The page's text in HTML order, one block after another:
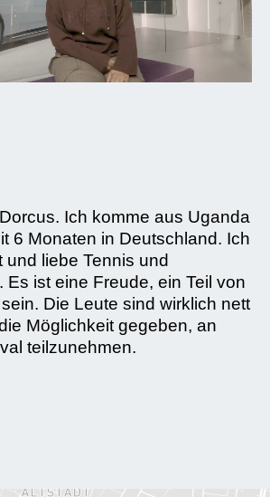
Ich komme aus Uganda
6 Monaten in Deutschland. Ich
und liebe Tennis und
Es ist eine Freude, ein Teil von
Die Leute sind wirklich nett
Möglichkeit gegeben, an
teilzunehmen.